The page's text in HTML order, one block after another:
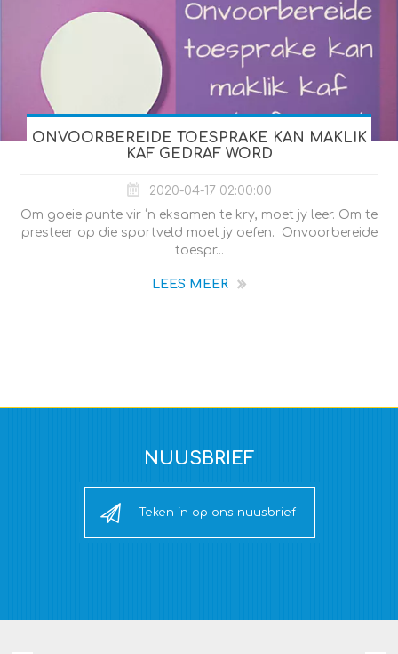
ONVOORBEREIDE TOESPRAKE KAN MAKLIK
KAF GEDRAF WORD
2020-04-17 02:00:00
Om goeie punte vir ‘n eksamen te kry, moet jy leer. Om te
presteer op die sportveld moet jy oefen. Onvoorbereide
toespr...
LEES MEER
NUUSBRIEF
Teken in op ons nuusbrief